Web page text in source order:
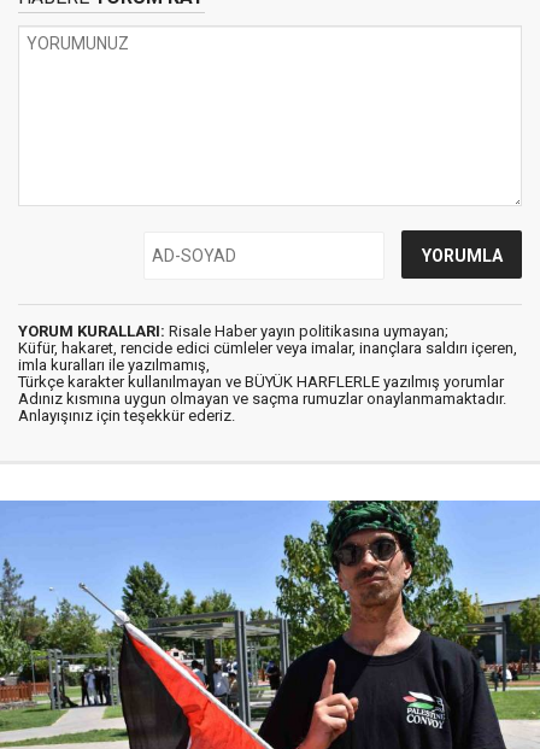
YORUM KURALLARI: Risale Haber yayın politikasına uymayan;
Küfür, hakaret, rencide edici cümleler veya imalar, inançlara saldırı içeren,
imla kuralları ile yazılmamış,
Türkçe karakter kullanılmayan ve BÜYÜK HARFLERLE yazılmış yorumlar
Adınız kısmına uygun olmayan ve saçma rumuzlar onaylanmamaktadır.
Anlayışınız için teşekkür ederiz.